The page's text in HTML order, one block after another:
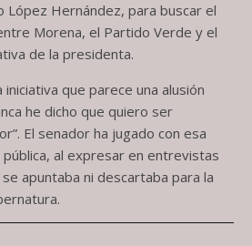
López Hernández, para buscar el
Morena, el Partido Verde y el
de la presidenta.
que parece una alusión
he dicho que quiero ser
El senador ha jugado con esa
al expresar en entrevistas
apuntaba ni descartaba para la